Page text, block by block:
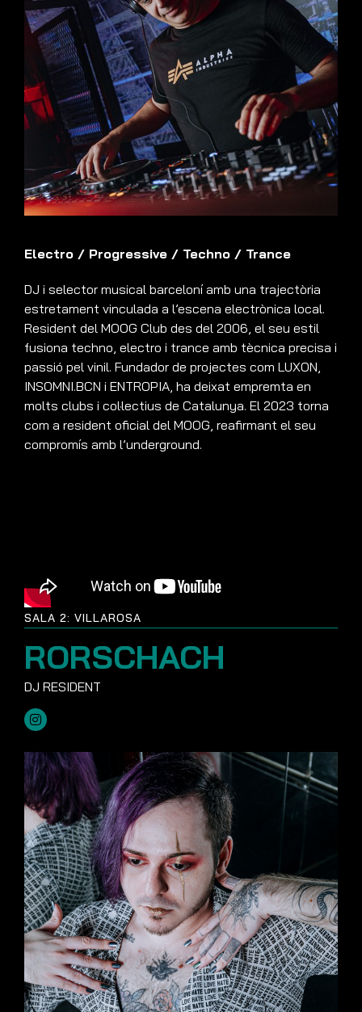
Electro / Progressive / Techno / Trance
DJ i selector musical barceloní amb una trajectòria
estretament vinculada a l’escena electrònica local.
Resident del MOOG Club des del 2006, el seu estil
fusiona techno, electro i trance amb tècnica precisa i
passió pel vinil. Fundador de projectes com LUXON,
INSOMNI.BCN i ENTROPIA, ha deixat empremta en
molts clubs i col·lectius de Catalunya. El 2023 torna
com a resident oficial del MOOG, reafirmant el seu
compromís amb l’underground.
SALA 2: VILLAROSA
RORSCHACH